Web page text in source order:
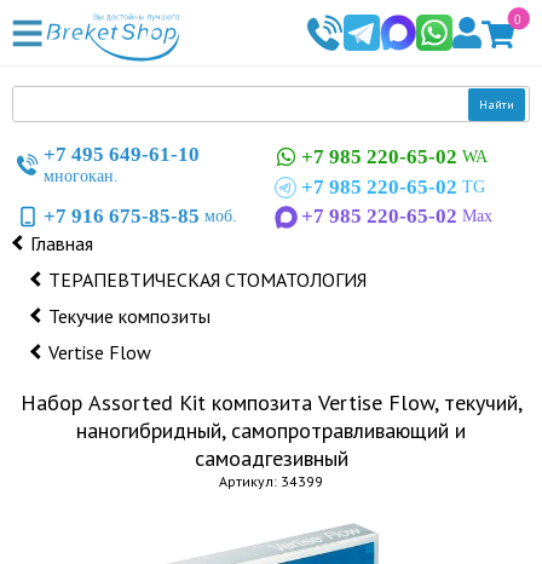
0
Найти
+7 495 649-61-10
многокан.
+7 916 675-85-85 моб.
+7 985 220-65-02 WA
+7 985 220-65-02 TG
+7 985 220-65-02 Max
Главная
ТЕРАПЕВТИЧЕСКАЯ СТОМАТОЛОГИЯ
Текучие композиты
Vertise Flow
Набор Assorted Kit композита Vertise Flow, текучий,
наногибридный, самопротравливающий и
самоадгезивный
Артикул: 34399